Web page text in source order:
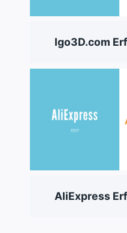
Igo3D.com
AliExpress